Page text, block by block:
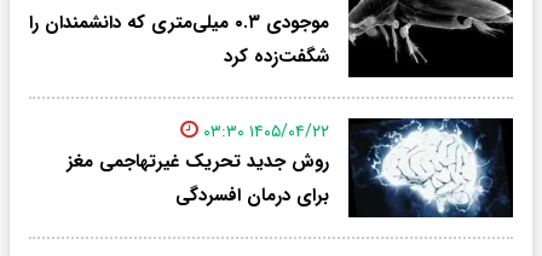
موجودی ۰.۳ میلی‌متری که دانشمندان را
شگفت‌زده کرد
۱۴۰۵/۰۴/۲۲ ۰۳:۳۰
روش جدید تحریک غیرتهاجمی مغز
برای درمان افسردگی